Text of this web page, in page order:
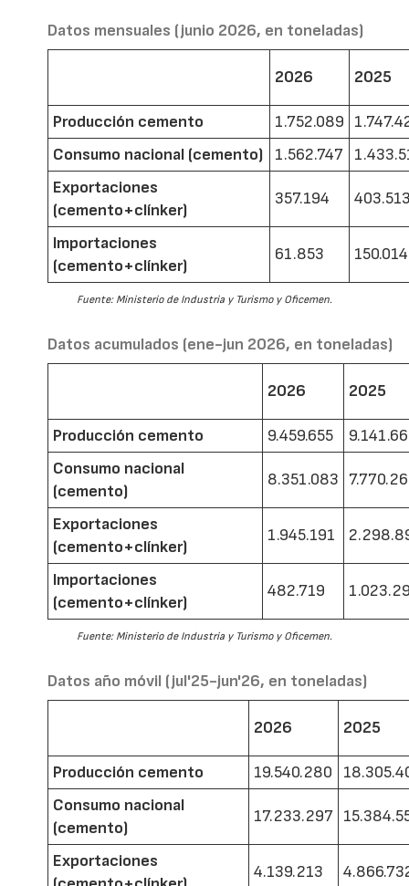
Datos mensuales (junio 2026, en toneladas)
2026 2025
Producción cemento 1.752.089
Consumo nacional (cemento)
1.562.747
Exportaciones
(cemento+clínker)
357.194
Importaciones
(cemento+clínker)
61.853 150.014
Fuente: Ministerio de Industria y Turismo y Oficemen.
Datos acumulados (ene-jun 2026, en toneladas)
2026 2025
Producción cemento 9.459.655
Consumo nacional
(cemento)
8.351.083
Exportaciones
(cemento+clínker)
1.945.191
Importaciones
(cemento+clínker)
482.719
Fuente: Ministerio de Industria y Turismo y Oficemen.
Datos año móvil (jul'25-jun'26, en toneladas)
2026 2025
Producción cemento 19.540.280
Consumo nacional
(cemento)
17.233.297
Exportaciones
4.139.213